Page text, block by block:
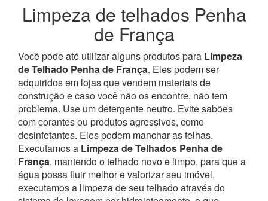
Limpeza de telhados Penha
de França
Você pode até utilizar alguns produtos para Limpeza
de Telhado Penha de França. Eles podem ser
adquiridos em lojas que vendem materiais de
construção e caso você não os encontre, não tem
problema. Use um detergente neutro. Evite sabões
com corantes ou produtos agressivos, como
desinfetantes. Eles podem manchar as telhas.
Executamos a Limpeza de Telhados Penha de
França, mantendo o telhado novo e limpo, para que a
água possa fluir melhor e valorizar seu imóvel,
executamos a limpeza de seu telhado através do